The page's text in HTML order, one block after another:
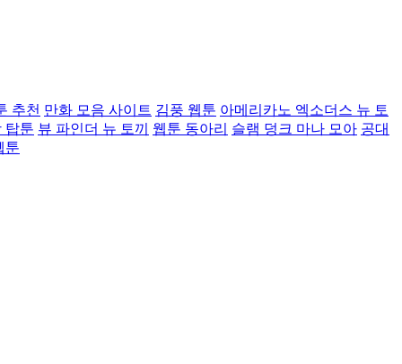
추천 만화 모음 사이트 김풍 웹툰 아메리카노 엑소더스 뉴 토
탑툰 뷰 파인더 뉴 토끼 웹툰 동아리 슬램 덩크 마나 모아 공대
툰